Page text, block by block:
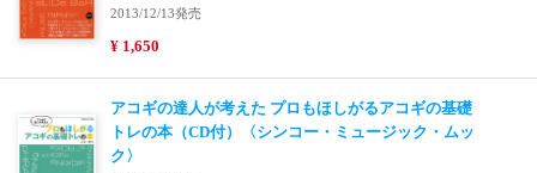
2013/12/13発売
¥ 1,650
アコギの達人が考えた プロもほしがるアコギの基礎
トレの本（CD付）〈シンコー・ミュージック・ムッ
ク〉